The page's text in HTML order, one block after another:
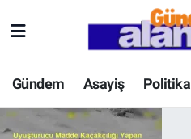
Gündem Asayiş Politika